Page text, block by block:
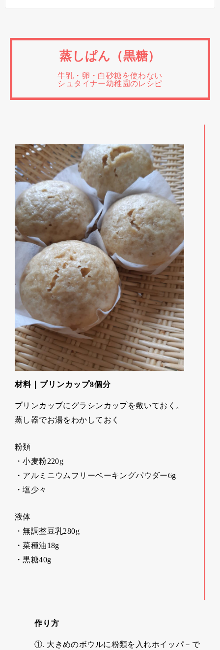
蒸しぱん（黒糖）
牛乳・卵・白砂糖を使わない
シュタイナー幼稚園のレシピ
材料｜プリンカップ8個分
プリンカップにグラシンカップを敷いておく。
蒸し器でお湯をわかしておく
粉類
・小麦粉220g
・アルミニウムフリーベーキングパウダー6g
・塩少々
液体
・無調整豆乳280g
・菜種油18g
・黒糖40g
作り方
①. 大きめのボウルに粉類を入れホイッパ－で